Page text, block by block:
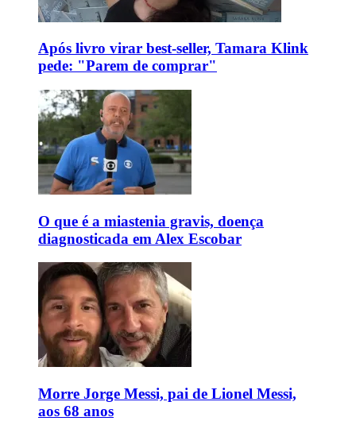
Após livro virar best-seller, Tamara Klink
pede: "Parem de comprar"
O que é a miastenia gravis, doença
diagnosticada em Alex Escobar
Morre Jorge Messi, pai de Lionel Messi,
aos 68 anos